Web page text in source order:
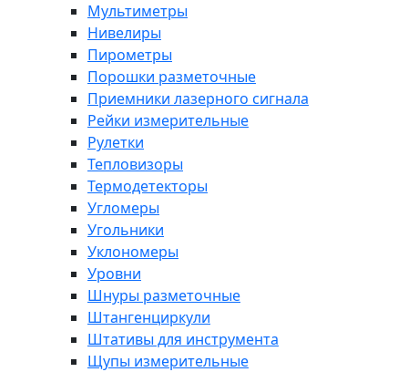
Мультиметры
Нивелиры
Пирометры
Порошки разметочные
Приемники лазерного сигнала
Рейки измерительные
Рулетки
Тепловизоры
Термодетекторы
Угломеры
Угольники
Уклономеры
Уровни
Шнуры разметочные
Штангенциркули
Штативы для инструмента
Щупы измерительные